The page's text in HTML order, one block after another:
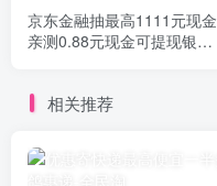
京东金融抽最高1111元现金
亲测0.88元现金可提现银行
相关推荐